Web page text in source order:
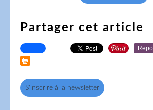
Partager cet article
S'inscrire à la newsletter